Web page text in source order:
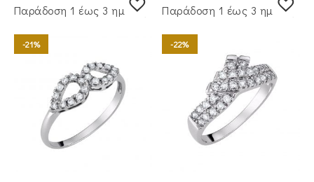
Παράδoση 1 έως 3 ημέρες
-21%
Παράδoση 1 έως 3 ημέρες
-22%